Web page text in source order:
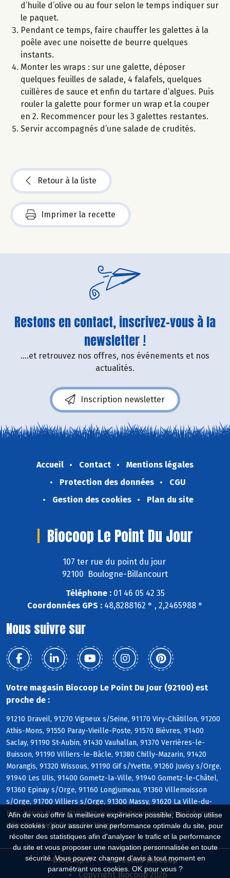
Afin de vous offrir la meilleure expérience possible, Biocoop utilise
des cookies : pour assurer une performance optimale du site, pour
récolter des statistiques afin d'analyser le trafic et la performance
du site et vous proposer une navigation personnalisée en toute
sécurité. Vous pouvez changer d'avis à tout moment en
paramétrant vos cookies. OK pour vous ?
d’huile d’olive ou au four selon le temps indiquer sur
le paquet.
Pendant ce temps, faire chauffer les galettes à la
poêle avec une noisette de beurre quelques
instants.
Monter les wraps : sur une galette, déposer
quelques feuilles de salade, 4 falafels, quelques
cuillères de sauce et enfin du tartare d’algues. Puis
rouler la galette pour former un wrap et la couper
en 2. Recommencer pour les 3 galettes restantes.
Servir accompagnés d’une salade de crudités.
Retour à la liste
Imprimer la recette
Restons en contact, inscrivez-vous à la
newsletter !
....et retrouvez nos offres, nos événements et nos
actualités.
Inscription newsletter
Accueil Contact
Mentions légales
Protection des données
CGU
Gestion des cookies
Plan du site
Biocoop Le Point Du Jour
107 ter rue du point du jour
92100 Boulogne-Billancourt
Téléphone :01 46 05 42 35
Coordonnées GPS : 48,8288162 ° , 2,2465988 °
Nous suivre sur
Votre magasin Biocoop Le Point Du Jour (92100) est
proche de :
91210 Draveil, 91270 Vigneux s/Seine, 91170 Viry-Châtillon, 91200
Athis-Mons, 91550 Paray-Vieille-Poste, 91570 Bièvres, 91400
Saclay, 91190 St-Aubin, 91430 Vauhallan, 91370 Verrières-le-
Buisson, 91190 Villiers-le-Bâcle, 91380 Chilly-Mazarin, 91420
Morangis, 91320 Wissous, 91190 Gif s/Yvette, 91260 Juvisy s/Orge,
91940 Les Ulis, 91400 Gometz-la-Ville, 91940 Gometz-le-Châtel,
91360 Epinay s/Orge, 91160 Longjumeau, 91360 Villemoisson
s/Orge, 91700 Villiers s/Orge, 91300 Massy, 91620 La Ville-du-
Bois, 91620 Nozay, 91940 St-Jean-de-Beauregard, 91440 Bures
s/Yvette, 91400 Orsay, 91430 Igny
Biocoop.fr
Le réseau Biocoop
Copyright Biocoop 2026